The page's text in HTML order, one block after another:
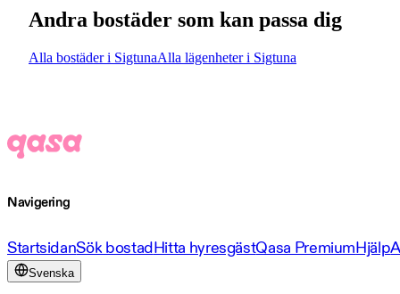
Andra bostäder som kan passa dig
Alla bostäder i SigtunaAlla lägenheter i Sigtuna
Navigering
StartsidanSök bostadHitta hyresgästQasa PremiumHjälp
Svenska